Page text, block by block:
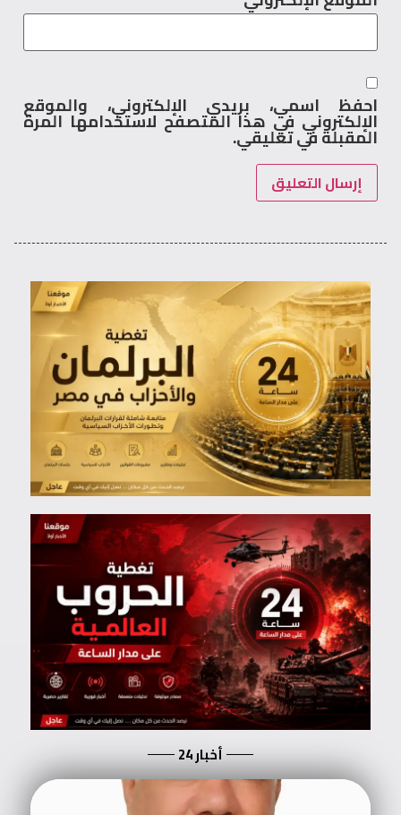
احفظ اسمي، بريدي الإلكتروني، والموقع
الإلكتروني في هذا المتصفح لاستخدامها المرة
المقبلة في تعليقي.
أخبار 24